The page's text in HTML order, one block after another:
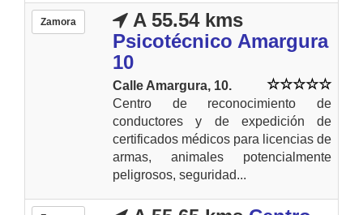
Zamora
A 55.54 kms
Psicotécnico Amargura
10
Calle Amargura, 10.
Centro de reconocimiento de
conductores y de expedición de
certificados médicos para licencias de
armas, animales potencialmente
peligrosos, seguridad...